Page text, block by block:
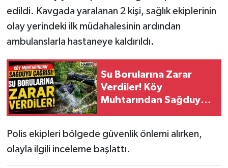
edildi. Kavgada yaralanan 2 kişi, sağlık ekiplerinin
olay yerindeki ilk müdahalesinin ardından
ambulanslarla hastaneye kaldırıldı.
Su Borularına Zarar
Verdiler! Köy
Muhtarından Sağduyu
Polis ekipleri bölgede güvenlik önlemi alırken,
olayla ilgili inceleme başlattı.
İletişim